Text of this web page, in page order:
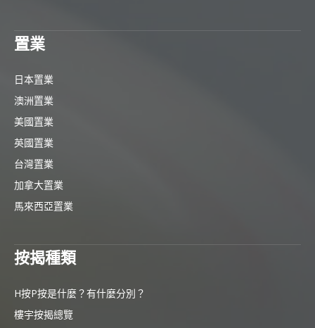
置業
日本置業
澳洲置業
美國置業
英國置業
台灣置業
加拿大置業
馬來西亞置業
按揭種類
H按P按是什麼？有什麼分別？
樓宇按揭總覽